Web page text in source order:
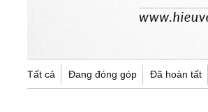
Tất cả Đang đóng góp Đã hoàn tất